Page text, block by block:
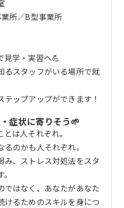
所／B型事業所
見学・実習へ💪
るスタッフがいる場所で就
ップアップができます！
症状に寄りそう🌱
は人それぞれ。
のかも人それぞれ。
み、ストレス対処法をスタ
ではなく、あなたがあなた
けるためのスキルを身につ